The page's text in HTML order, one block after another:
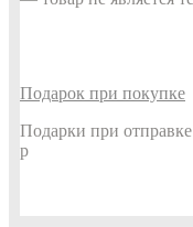
Подарок при покупке
Подарки при
р